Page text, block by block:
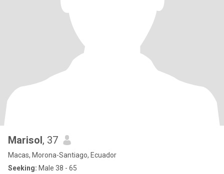
Marisol, 37
Macas, Morona-Santiago, Ecuador
Seeking: Male 38 - 65